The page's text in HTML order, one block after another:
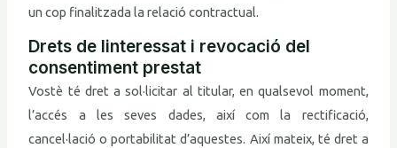
un cop finalitzada la relació contractual.
Drets de linteressat i revocació del
consentiment prestat
Vostè té dret a sol·licitar al titular, en qualsevol moment,
l’accés a les seves dades, així com la rectificació,
cancel·lació o portabilitat d’aquestes. Així mateix, té dret a